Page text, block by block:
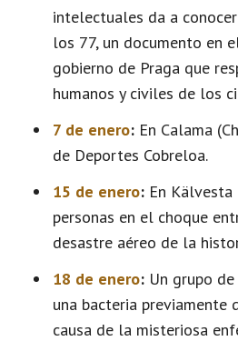
intelectuales da a
los 77, un documento en
gobierno de Praga que
humanos y civiles de los
7 de enero: En Calama
de Deportes Cobreloa.
15 de enero: En Kälvesta
personas en el choque
desastre aéreo de la
18 de enero: Un grupo
una bacteria previamente
causa de la misteriosa